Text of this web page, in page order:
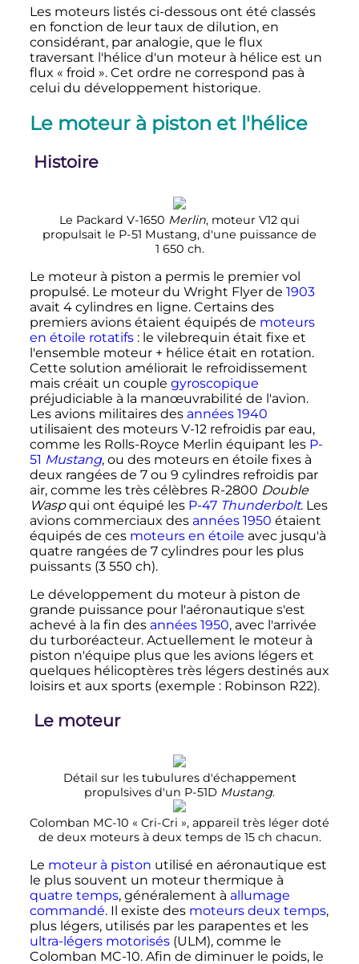
Les moteurs listés ci-dessous ont été classés
en fonction de leur taux de dilution, en
considérant, par analogie, que le flux
traversant l'hélice d'un moteur à hélice est un
flux « froid ». Cet ordre ne correspond pas à
celui du développement historique.
Le moteur à piston et l'hélice
Histoire
Le Packard V-1650 Merlin, moteur V12 qui
propulsait le P-51 Mustang, d'une puissance de
1 650 ch.
Le moteur à piston a permis le premier vol
propulsé. Le moteur du Wright Flyer de 1903
avait 4 cylindresen ligne. Certains des
premiers avions étaient équipés de moteurs
en étoile rotatifs : le vilebrequin était fixe et
l'ensemble moteur + hélice était en rotation.
Cette solution améliorait le refroidissement
mais créait un couple gyroscopique
préjudiciable à la manœuvrabilité de l'avion.
Les avions militaires des années 1940
utilisaient des moteurs V-12 refroidis par eau,
comme les Rolls-Royce Merlin équipant les P-
51 Mustang, ou des moteurs en étoile fixes à
deux rangées de 7 ou 9 cylindresrefroidis par
air, comme les très célèbres R-2800 Double
Waspqui ont équipé les P-47 Thunderbolt. Les
avions commerciaux des années 1950 étaient
équipés de ces moteurs en étoile avec jusqu'à
quatre rangées de 7 cylindrespour les plus
puissants (3 550 ch).
Le développement du moteur à piston de
grande puissance pour l'aéronautique s'est
achevé à la fin des années 1950, avec l'arrivée
du turboréacteur. Actuellement le moteur à
piston n'équipe plus que les avions légers et
quelques hélicoptères très légers destinés aux
loisirs et aux sports (exemple : Robinson R22).
Le moteur
Détail sur les tubulures d'échappement
propulsives d'un P-51D Mustang.
Colomban MC-10 « Cri-Cri », appareil très léger doté
de deux moteurs à deux temps de 15 ch chacun.
Le moteur à piston utilisé en aéronautique est
le plus souvent un moteur thermique à
quatre temps, généralement à allumage
commandé. Il existe des moteurs deux temps,
plus légers, utilisés par les parapentes et les
ultra-légers motorisés(ULM), comme le
Colomban MC-10. Afin de diminuer le poids, le